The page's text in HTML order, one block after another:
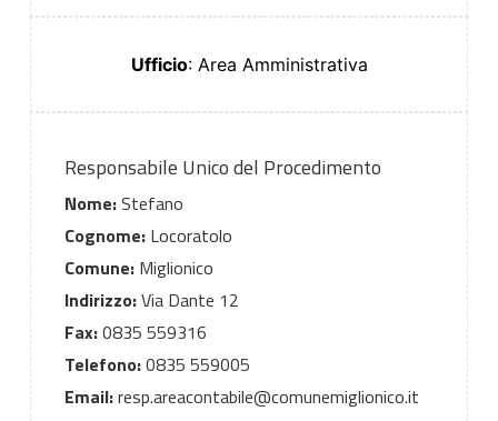
Ufficio: Area Amministrativa
Responsabile Unico del Procedimento
Nome:Stefano
Cognome:Locoratolo
Comune:Miglionico
Indirizzo:Via Dante 12
Fax:0835 559316
Telefono:0835 559005
Email:resp.areacontabile@comunemiglionico.it